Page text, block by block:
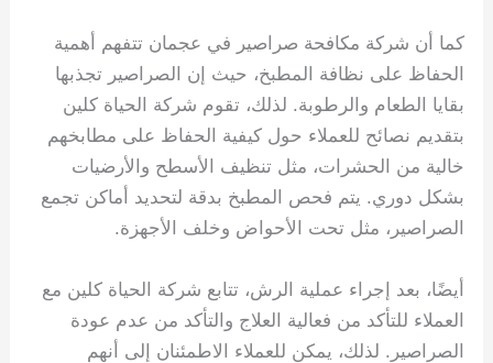
كما أن شركة مكافحة صراصير في عجمان تتفهم أهمية
الحفاظ على نظافة المطبخ، حيث إن الصراصير تجذبها
بقايا الطعام والرطوبة. لذلك، تقوم شركة الحياة كلين
بتقديم نصائح للعملاء حول كيفية الحفاظ على مطابخهم
خالية من الحشرات، مثل تنظيف الأسطح والأرضيات
بشكل دوري. يتم فحص المطبخ بدقة لتحديد أماكن تجمع
الصراصير، مثل تحت الأحواض وخلف الأجهزة.
أيضًا، بعد إجراء عملية الرش، تتابع شركة الحياة كلين مع
العملاء للتأكد من فعالية العلاج والتأكد من عدم عودة
الصراصير. لذلك، يمكن للعملاء الاطمئنان إلى أنهم